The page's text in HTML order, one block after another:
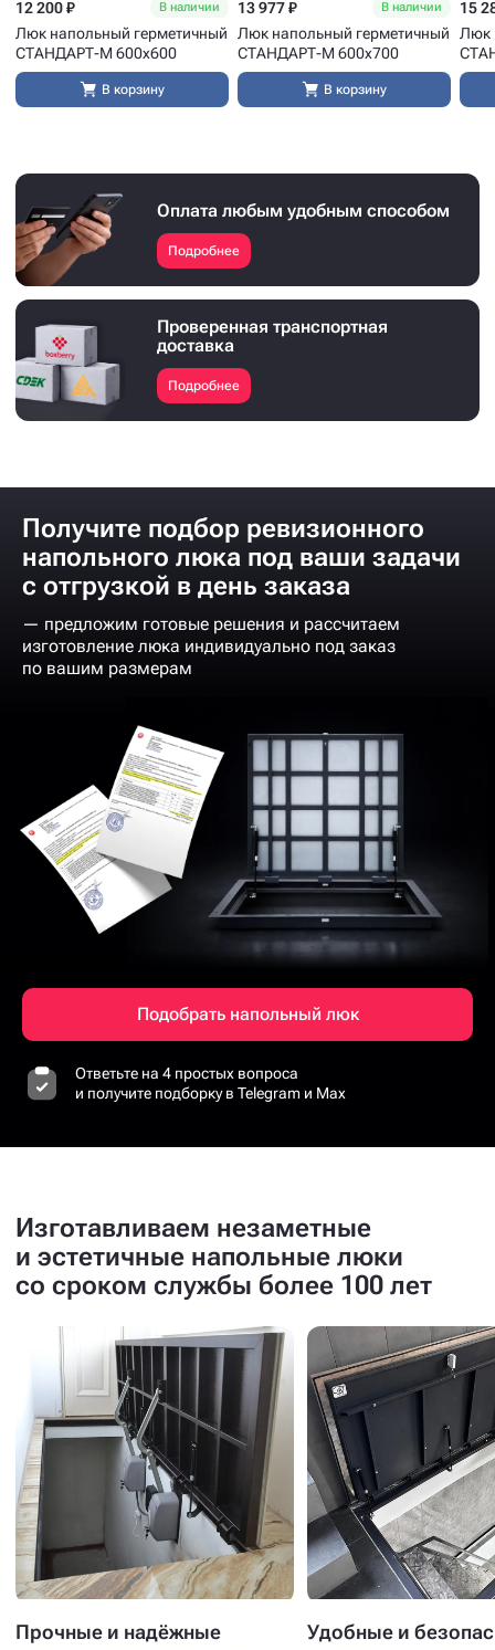
12 200 ₽ В наличии
Люк напольный герметичный
СТАНДАРТ-М 600x600
В корзину
13 977 ₽ В наличии
Люк напольный герметичный
СТАНДАРТ-М 600x700
В корзину
15
Люк
Оплата любым удобным способом
Подробнее
Проверенная транспортная
доставка
Подробнее
Получите подбор ревизионного
напольного люка под ваши задачи
с отгрузкой в день заказа
— предложим готовые решения и рассчитаем
изготовление люка индивидуально под заказ
по вашим размерам
Подобрать напольный люк
Ответьте на 4 простых вопроса
и получите подборку в Telegram и Max
Изготавливаем незаметные
и эстетичные напольные люки
со сроком службы более 100 лет
Прочные и надёжные Удобные и